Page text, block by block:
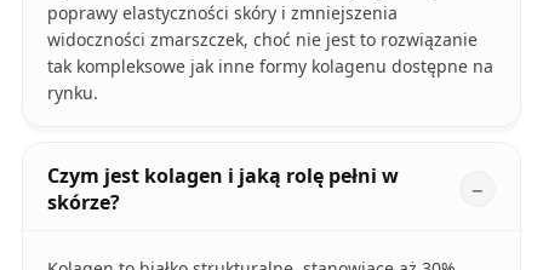
poprawy elastyczności skóry i zmniejszenia
widoczności zmarszczek, choć nie jest to rozwiązanie
tak kompleksowe jak inne formy kolagenu dostępne na
rynku.
Czym jest kolagen i jaką rolę pełni w
skórze?